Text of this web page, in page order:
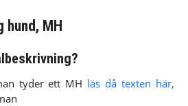
MH
tyder ett MH läs då texten här,